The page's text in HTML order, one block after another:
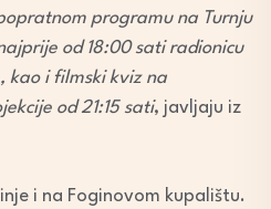
programu na Turnju
od 18:00 sati radionicu
kao i filmski kviz na
od 21:15 sati, javljaju iz
i na Foginovom kupalištu.